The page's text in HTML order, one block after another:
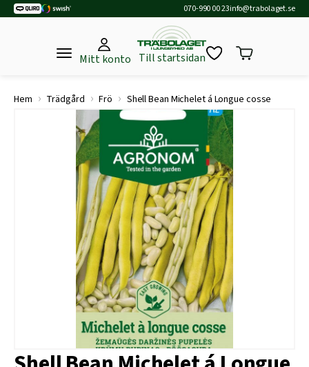
070-990 00 23info@trabolaget.se
Mitt konto Till startsidan
Hem › Trädgård › Frö › Shell Bean Michelet á Longue cosse